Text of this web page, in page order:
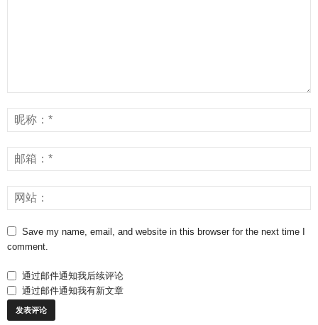
Save my name, email, and website in this browser for the next time I
comment.
通过邮件通知我后续评论
通过邮件通知我有新文章